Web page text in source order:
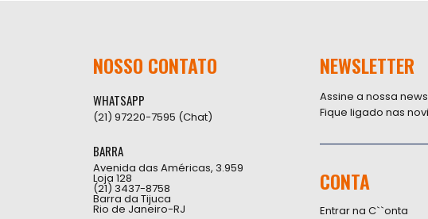
NOSSO CONTATO
WHATSAPP
(21) 97220-7595 (Chat)
BARRA
Avenida das Américas, 3.959
Loja 128
(21) 3437-8758
Barra da Tijuca
Rio de Janeiro-RJ
NEWSLETTER
Assine a nossa
Fique ligado nas
CONTA
Entrar na C``onta